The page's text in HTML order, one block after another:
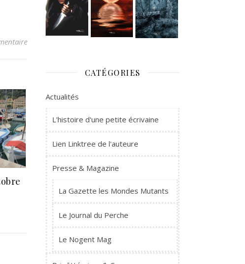
CATÉGORIES
Actualités
L'histoire d'une petite écrivaine
Lien Linktree de l'auteure
Presse & Magazine
La Gazette les Mondes Mutants
Le Journal du Perche
Le Nogent Mag